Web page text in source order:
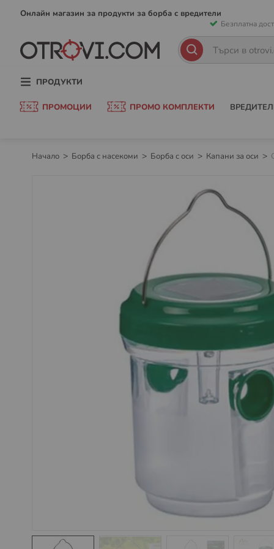
Онлайн магазин за продукти за борба с вредители
Безплатна
към
ТърсенеТърсене
ПРОДУКТИ
ПРОМОЦИИ ПРОМО КОМПЛЕКТИ
Начало Борба с насекоми Борба с оси Капани за оси